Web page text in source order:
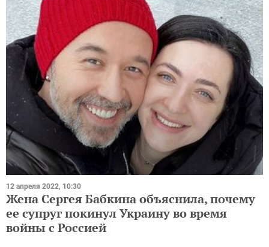
12 апреля 2022, 10:30
Жена Сергея Бабкина объяснила, почему
ее супруг покинул Украину во время
войны с Россией